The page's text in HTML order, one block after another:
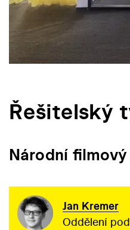
Řešitelský
Národní
Jan Kremer
Oddělení